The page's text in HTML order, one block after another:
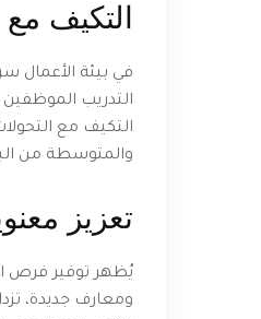
التكيف
في بيئة الأعمال
التدريب الموظفين
التكيف مع
والمتوسطة من
تعزيز
يُظهر توفير فرص
ومعارف جديدة،